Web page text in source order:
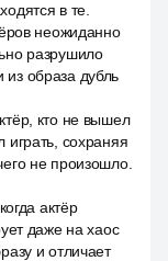
в те.
неожиданно
разрушило
образа дубль
кто не вышел
сохраняя
не произошло.
актёр
даже на хаос
и отличает